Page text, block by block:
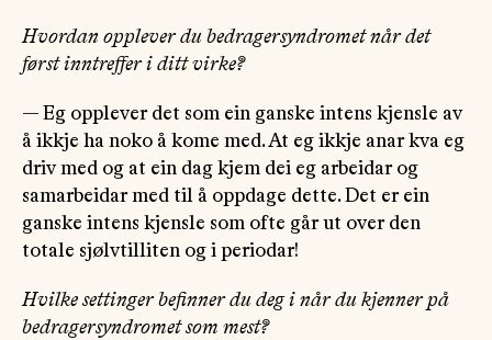
Hvordan opplever du bedragersyndromet når det
først inntreffer i ditt virke?
— Eg opplever det som ein ganske intens kjensle av
å ikkje ha noko å kome med. At eg ikkje anar kva eg
driv med og at ein dag kjem dei eg arbeidar og
samarbeidar med til å oppdage dette. Det er ein
ganske intens kjensle som ofte går ut over den
totale sjølvtilliten og i periodar!
Hvilke settinger befinner du deg i når du kjenner på
bedragersyndromet som mest?